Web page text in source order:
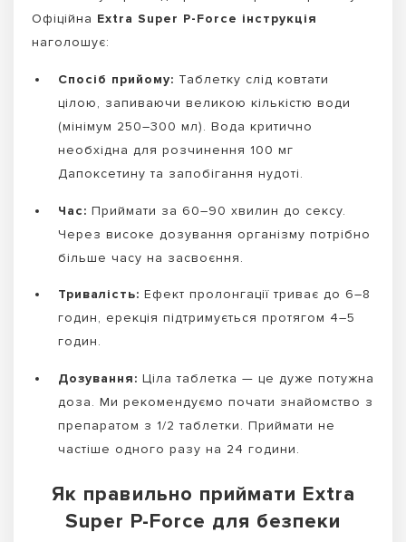
Офіційна Extra Super P-Force інструкція
наголошує:
Спосіб прийому: Таблетку слід ковтати
цілою, запиваючи великою кількістю води
(мінімум 250–300 мл). Вода критично
необхідна для розчинення 100 мг
Дапоксетину та запобігання нудоті.
Час: Приймати за 60–90 хвилин до сексу.
Через високе дозування організму потрібно
більше часу на засвоєння.
Тривалість: Ефект пролонгації триває до 6–8
годин, ерекція підтримується протягом 4–5
годин.
Дозування: Ціла таблетка — це дуже потужна
доза. Ми рекомендуємо почати знайомство з
препаратом з 1/2 таблетки. Приймати не
частіше одного разу на 24 години.
Як правильно приймати Extra
Super P-Force для безпеки